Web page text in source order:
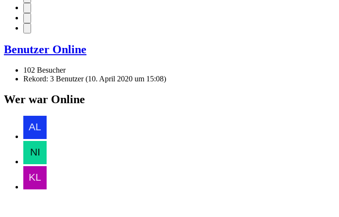
Benutzer Online
102 Besucher
Rekord: 3 Benutzer (10. April 2020 um 15:08)
Wer war Online